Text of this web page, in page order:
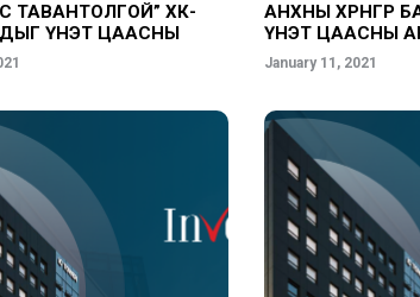
ТАВАНТОЛГОЙ” ХК-
ҮНЭТ ЦААСНЫ
БҮРТГЭЛЭЭ
АНХНЫ
ҮНЭТ ЦААСНЫ
ЗЭЭЛИЙН
ТӨЛӨВЛӨГӨӨ
January 11, 2021